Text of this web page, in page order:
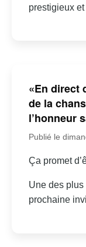
prestigieux et
«En direct
de la
l’honneur
Publié le
Ça promet
Une des
prochaine